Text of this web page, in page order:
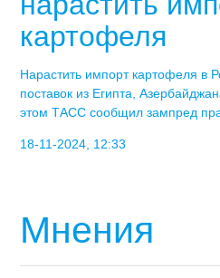
картофеля
Нарастить импорт картофеля в
поставок из Египта,
этом ТАСС сообщил зампред
18-11-2024, 12:33
Мнения